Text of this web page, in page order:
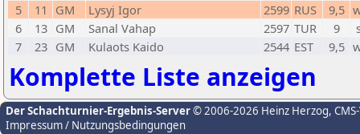
5
11 GM Lysyj Igor 2599 RUS 9,5
6
13 GM Sanal Vahap 2597 TUR 9
7
23 GM Kulaots Kaido 2544 EST 9,5
Komplette Liste anzeigen
Der Schachturnier-Ergebnis-Server© 2006-2026 Heinz Herzog,
Impressum / Nutzungsbedingungen